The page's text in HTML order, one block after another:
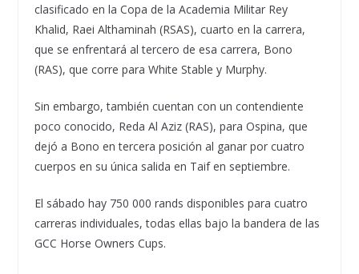
clasificado en la Copa de la Academia Militar Rey
Khalid, Raei Althaminah (RSAS), cuarto en la carrera,
que se enfrentará al tercero de esa carrera, Bono
(RAS), que corre para White Stable y Murphy.
Sin embargo, también cuentan con un contendiente
poco conocido, Reda Al Aziz (RAS), para Ospina, que
dejó a Bono en tercera posición al ganar por cuatro
cuerpos en su única salida en Taif en septiembre.
El sábado hay 750 000 rands disponibles para cuatro
carreras individuales, todas ellas bajo la bandera de las
GCC Horse Owners Cups.